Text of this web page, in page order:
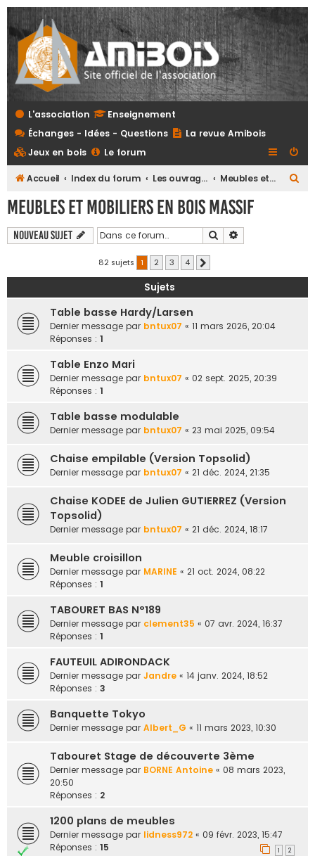
L'association
Enseignement
Échanges - Idées - Questions
La revue Amibois
Jeux en bois
Le forum
Accueil Index du forum Les ouvrages Meubles et mobiliers en bois massif
Meubles et mobiliers en bois massif
Nouveau sujet Rechercher
82 sujets 1 2 3 4
Sujets
Table basse Hardy/Larsen
Dernier message par bntux07 « 11 mars 2026, 20:04
Réponses : 1
Table Enzo Mari
Dernier message par bntux07 « 02 sept. 2025, 20:39
Réponses : 1
Table basse modulable
Dernier message par bntux07 « 23 mai 2025, 09:54
Chaise empilable (Version Topsolid)
Dernier message par bntux07 « 21 déc. 2024, 21:35
Chaise KODEE de Julien GUTIERREZ (Version
Topsolid)
Dernier message par bntux07 « 21 déc. 2024, 18:17
Meuble croisillon
Dernier message par MARINE « 21 oct. 2024, 08:22
Réponses : 1
TABOURET BAS N°189
Dernier message par clement35 « 07 avr. 2024, 16:37
Réponses : 1
FAUTEUIL ADIRONDACK
Dernier message par Jandre « 14 janv. 2024, 18:52
Réponses : 3
Banquette Tokyo
Dernier message par Albert_G « 11 mars 2023, 10:30
Tabouret Stage de découverte 3ème
Dernier message par BORNE Antoine « 08 mars 2023,
20:50
Réponses : 2
1200 plans de meubles
Dernier message par lidness972 « 09 févr. 2023, 15:47
Réponses : 15 1 2